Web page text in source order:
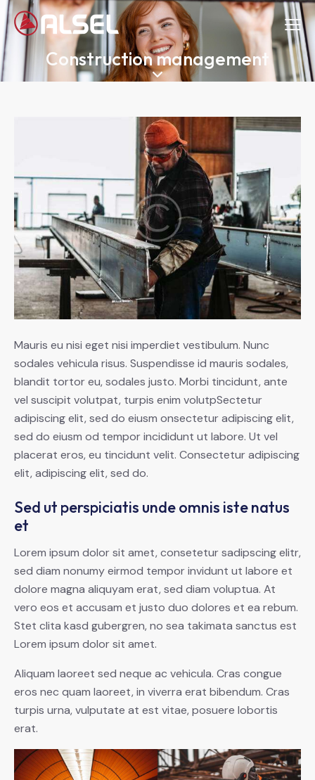
Construction management
Mauris eu nisi eget nisi imperdiet vestibulum. Nunc
sodales vehicula risus. Suspendisse id mauris sodales,
blandit tortor eu, sodales justo. Morbi tincidunt, ante
vel suscipit volutpat, turpis enim volutpSectetur
adipiscing elit, sed do eiusm onsectetur adipiscing elit,
sed do eiusm od tempor incididunt ut labore. Ut vel
placerat eros, eu tincidunt velit. Consectetur adipiscing
elit, adipiscing elit, sed do.
Sed ut perspiciatis unde omnis iste natus
et
Lorem ipsum dolor sit amet, consetetur sadipscing elitr,
sed diam nonumy eirmod tempor invidunt ut labore et
dolore magna aliquyam erat, sed diam voluptua. At
vero eos et accusam et justo duo dolores et ea rebum.
Stet clita kasd gubergren, no sea takimata sanctus est
Lorem ipsum dolor sit amet.
Aliquam laoreet sed neque ac vehicula. Cras congue
eros nec quam laoreet, in viverra erat bibendum. Cras
turpis urna, vulputate at est vitae, posuere lobortis
erat.